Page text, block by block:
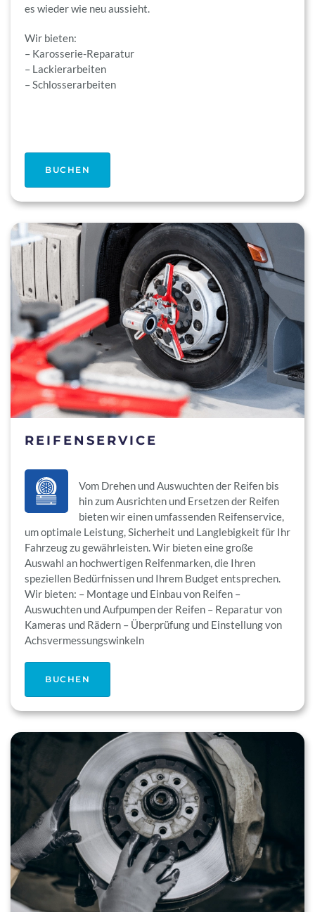
es wieder wie neu aussieht.
Wir bieten:
– Karosserie-Reparatur
– Lackierarbeiten
– Schlosserarbeiten
BUCHEN
REIFENSERVICE
Vom Drehen und Auswuchten der Reifen bis
hin zum Ausrichten und Ersetzen der Reifen
bieten wir einen umfassenden Reifenservice,
um optimale Leistung, Sicherheit und Langlebigkeit für Ihr
Fahrzeug zu gewährleisten. Wir bieten eine große
Auswahl an hochwertigen Reifenmarken, die Ihren
speziellen Bedürfnissen und Ihrem Budget entsprechen.
Wir bieten: – Montage und Einbau von Reifen –
Auswuchten und Aufpumpen der Reifen – Reparatur von
Kameras und Rädern – Überprüfung und Einstellung von
Achsvermessungswinkeln
BUCHEN